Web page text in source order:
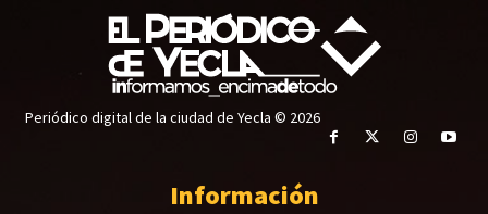
Periódico digital de la ciudad de Yecla © 2026
Información